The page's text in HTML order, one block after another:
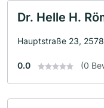
Dr. Helle H.
Hauptstraße 23,
0.0 (0